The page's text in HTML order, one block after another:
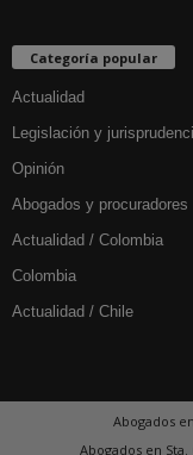
Categoría popular
Actualidad
Legislación y
Opinión
Abogados y procuradores
Actualidad / Colombia
Colombia
Actualidad / Chile
Abogados
Abogados en